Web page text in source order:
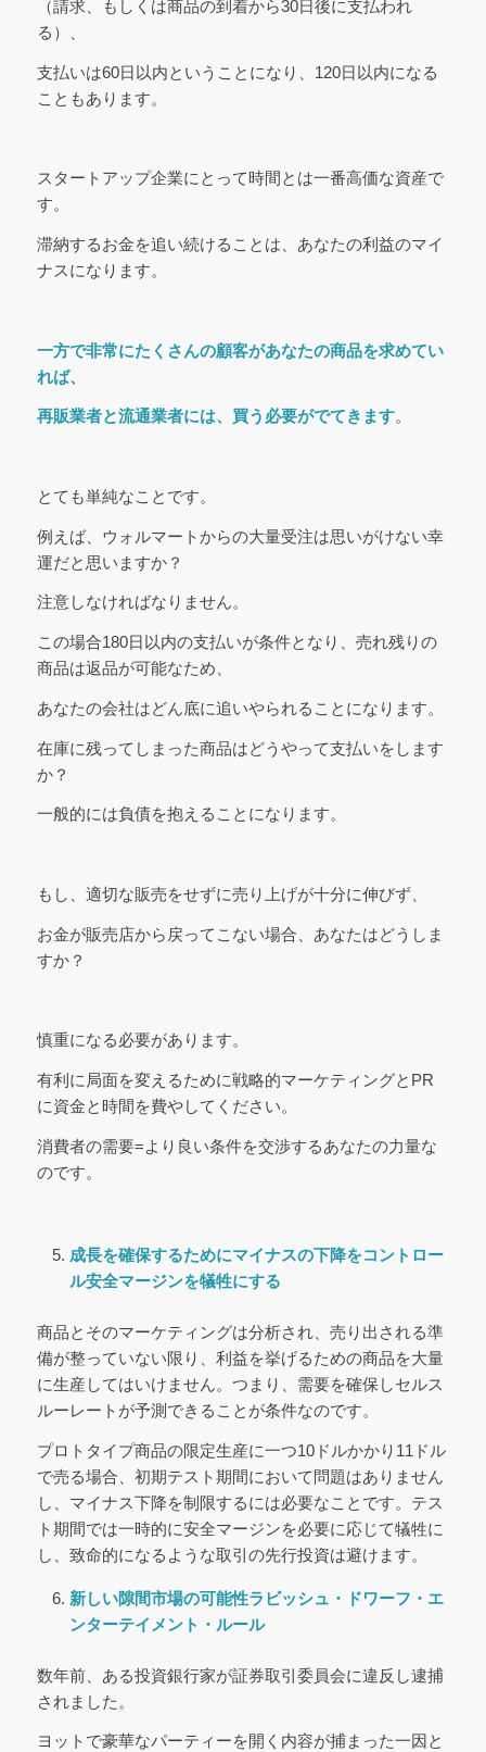
（請求、もしくは商品の到着から30日後に支払われ
る）、
支払いは60日以内ということになり、120日以内になる
こともあります。
スタートアップ企業にとって時間とは一番高価な資産で
す。
滞納するお金を追い続けることは、あなたの利益のマイ
ナスになります。
一方で非常にたくさんの顧客があなたの商品を求めてい
れば、
再販業者と流通業者には、買う必要がでてきます。
とても単純なことです。
例えば、ウォルマートからの大量受注は思いがけない幸
運だと思いますか？
注意しなければなりません。
この場合180日以内の支払いが条件となり、売れ残りの
商品は返品が可能なため、
あなたの会社はどん底に追いやられることになります。
在庫に残ってしまった商品はどうやって支払いをします
か？
一般的には負債を抱えることになります。
もし、適切な販売をせずに売り上げが十分に伸びず、
お金が販売店から戻ってこない場合、あなたはどうしま
すか？
慎重になる必要があります。
有利に局面を変えるために戦略的マーケティングとPR
に資金と時間を費やしてください。
消費者の需要=より良い条件を交渉するあなたの力量な
のです。
成長を確保するためにマイナスの下降をコントロー
ル安全マージンを犠牲にする
商品とそのマーケティングは分析され、売り出される準
備が整っていない限り、利益を挙げるための商品を大量
に生産してはいけません。つまり、需要を確保しセルス
ルーレートが予測できることが条件なのです。
プロトタイプ商品の限定生産に一つ10ドルかかり11ドル
で売る場合、初期テスト期間において問題はありません
し、マイナス下降を制限するには必要なことです。テス
ト期間では一時的に安全マージンを必要に応じて犠牲に
し、致命的になるような取引の先行投資は避けます。
新しい隙間市場の可能性ラビッシュ・ドワーフ・エ
ンターテイメント・ルール
数年前、ある投資銀行家が証券取引委員会に違反し逮捕
されました。
ヨットで豪華なパーティーを開く内容が捕まった一因と